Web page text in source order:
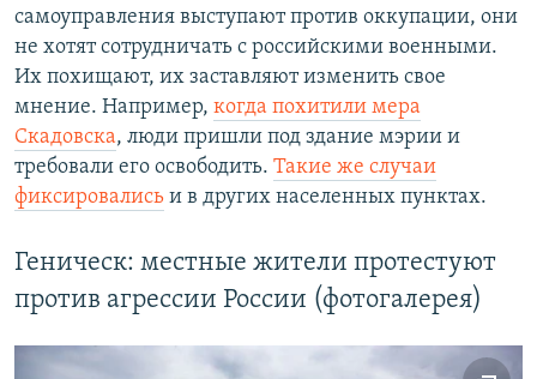
самоуправления выступают против оккупации, они
не хотят сотрудничать с российскими военными.
Их похищают, их заставляют изменить свое
мнение. Например, когда похитили мера
Скадовска, люди пришли под здание мэрии и
требовали его освободить. Такие же случаи
фиксировались и в других населенных пунктах.
Геническ: местные жители протестуют
против агрессии России (фотогалерея)